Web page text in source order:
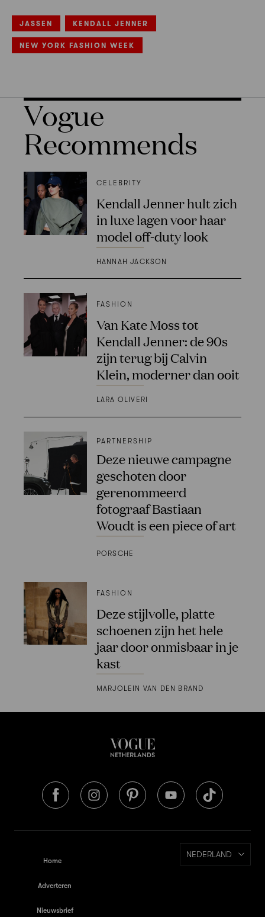
JASSEN KENDALL JENNER
NEW YORK FASHION WEEK
Vogue
Recommends
CELEBRITY
Kendall Jenner hult zich
in luxe lagen voor haar
model off-duty look
HANNAH JACKSON
FASHION
Van Kate Moss tot
Kendall Jenner: de 90s
zijn terug bij Calvin
Klein, moderner dan ooit
LARA OLIVERI
PARTNERSHIP
Deze nieuwe campagne
geschoten door
gerenommeerd
fotograaf Bastiaan
Woudt is een piece of art
PORSCHE
FASHION
Deze stijlvolle, platte
schoenen zijn het hele
jaar door onmisbaar in je
kast
MARJOLEIN VAN DEN BRAND
Home
Adverteren
Nieuwsbrief
NEDERLAND